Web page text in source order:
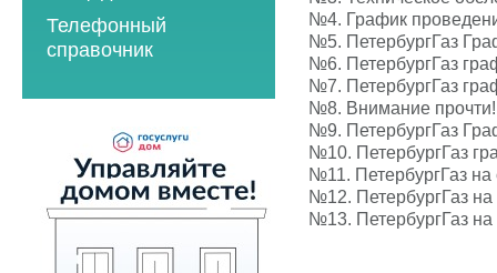
2021 год
2022 год
2025 год
2026 год
Мероприятия по
энергосбережению
2024 год
2023 год
2024 год
2025 год
2026 год
Телефонный
справочник
№4. График
№5. ПетербургГаз
№6. ПетербургГаз
№7. ПетербургГаз
№8. Внимание
№9. ПетербургГаз
№10. ПетербургГаз
№11. ПетербургГаз
№12. ПетербургГаз
№13. ПетербургГаз